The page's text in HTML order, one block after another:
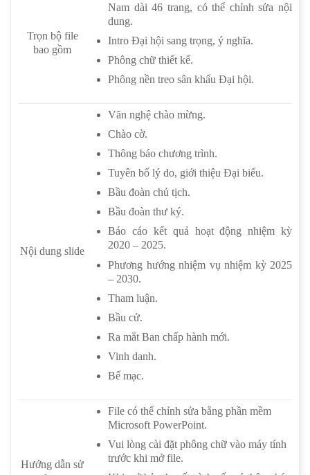
Trọn bộ file
bao gồm
Nam dài 46 trang, có thể chỉnh sửa nội
dung.
Intro Đại hội sang trọng, ý nghĩa.
Phông chữ thiết kế.
Phông nền treo sân khấu Đại hội.
Nội dung slide
Văn nghệ chào mừng.
Chào cờ.
Thông báo chương trình.
Tuyên bố lý do, giới thiệu Đại biểu.
Bầu đoàn chủ tịch.
Bầu đoàn thư ký.
Báo cáo kết quả hoạt động nhiệm kỳ
2020 – 2025.
Phương hướng nhiệm vụ nhiệm kỳ 2025
– 2030.
Tham luận.
Bầu cử.
Ra mắt Ban chấp hành mới.
Vinh danh.
Bế mạc.
Hướng dẫn sử
File có thể chỉnh sửa bằng phần mềm
Microsoft PowerPoint.
Vui lòng cài đặt phông chữ vào máy tính
trước khi mở file.